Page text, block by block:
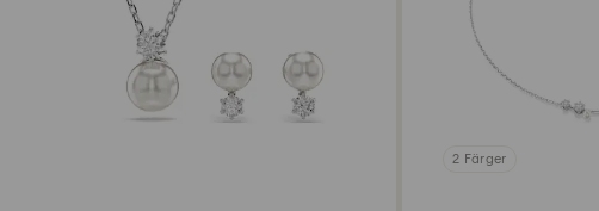
2 Färger